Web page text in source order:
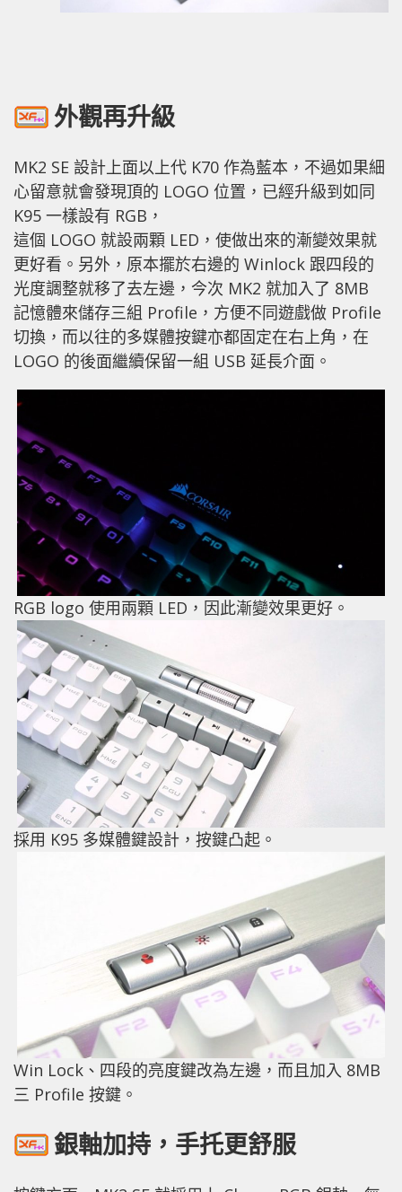
外觀再升級
MK2 SE 設計上面以上代 K70 作為藍本，不過如果細
心留意就會發現頂的 LOGO 位置，已經升級到如同
K95 一樣設有 RGB，
這個 LOGO 就設兩顆 LED，使做出來的漸變效果就
更好看。另外，原本擺於右邊的 Winlock 跟四段的
光度調整就移了去左邊，今次 MK2 就加入了 8MB
記憶體來儲存三組 Profile，方便不同遊戲做 Profile
切換，而以往的多媒體按鍵亦都固定在右上角，在
LOGO 的後面繼續保留一組 USB 延長介面。
RGB logo 使用兩顆 LED，因此漸變效果更好。
採用 K95 多媒體鍵設計，按鍵凸起。
Win Lock、四段的亮度鍵改為左邊，而且加入 8MB
三 Profile 按鍵。
銀軸加持，手托更舒服